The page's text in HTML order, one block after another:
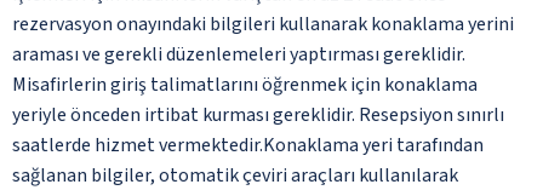
rezervasyon onayındaki bilgileri kullanarak konaklama yerini
araması ve gerekli düzenlemeleri yaptırması gereklidir.
Misafirlerin giriş talimatlarını öğrenmek için konaklama
yeriyle önceden irtibat kurması gereklidir. Resepsiyon sınırlı
saatlerde hizmet vermektedir.Konaklama yeri tarafından
sağlanan bilgiler, otomatik çeviri araçları kullanılarak